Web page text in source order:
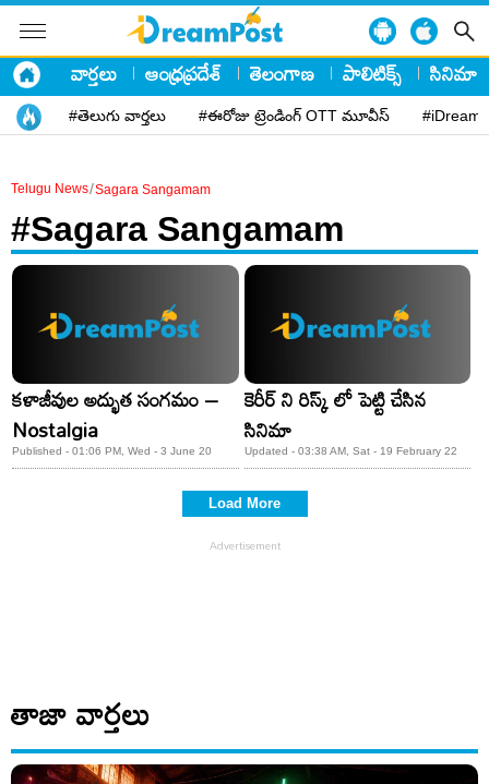
వార్తలు ఆంధ్రప్రదేశ్ తెలంగాణ పాలిటిక్స్ సినిమా
#తెలుగు వార్తలు #ఈరోజు ట్రెండింగ్ OTT మూవీస్
Telugu News/Sagara Sangamam
#Sagara Sangamam
కళాజీవుల అద్భుత సంగమం –
Nostalgia
Published - 01:06 PM, Wed - 3 June 20
కెరీర్ ని రిస్క్ లో పెట్టి చేసిన
సినిమా
Updated - 03:38 AM, Sat - 19 February 22
Load More
తాజా వార్తలు